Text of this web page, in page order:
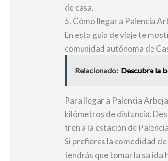
de casa.
5. Cómo llegar a Palencia
En esta guía de viaje te
comunidad autónoma de
Relacionado: Descubre la
Para llegar a Palencia
kilómetros de distancia.
tren a la estación de
Si prefieres la comodidad
tendrás que tomar la salida